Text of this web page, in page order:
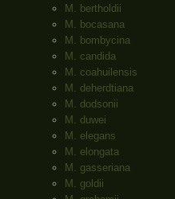
M. bertholdii
M. bocasana
M. bombycina
M. candida
M. coahuilensis
M. deherdtiana
M. dodsonii
M. duwei
M. elegans
M. elongata
M. gasseriana
M. goldii